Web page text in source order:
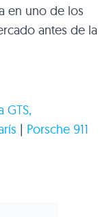
en uno de los
antes de la
GTS,
| Porsche 911